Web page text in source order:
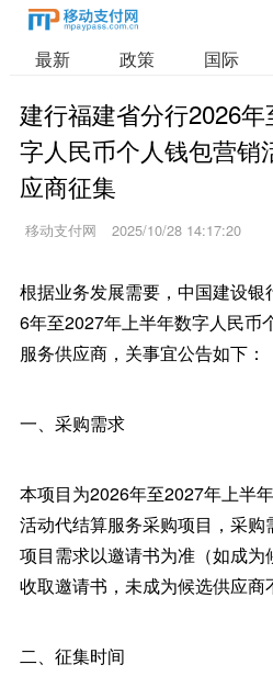
最新 政策 国际
建行福建省分行2026
字人民币个人钱包营销
应商征集
移动支付网 2025/10/28 14:17:20
根据业务发展需要，中国建设
6年至2027年上半年数字人民币
服务供应商，关事宜公告如下：
一、采购需求
本项目为2026年至2027年上半
活动代结算服务采购项目，采
项目需求以邀请书为准（如成
收取邀请书，未成为候选供应商
二、征集时间